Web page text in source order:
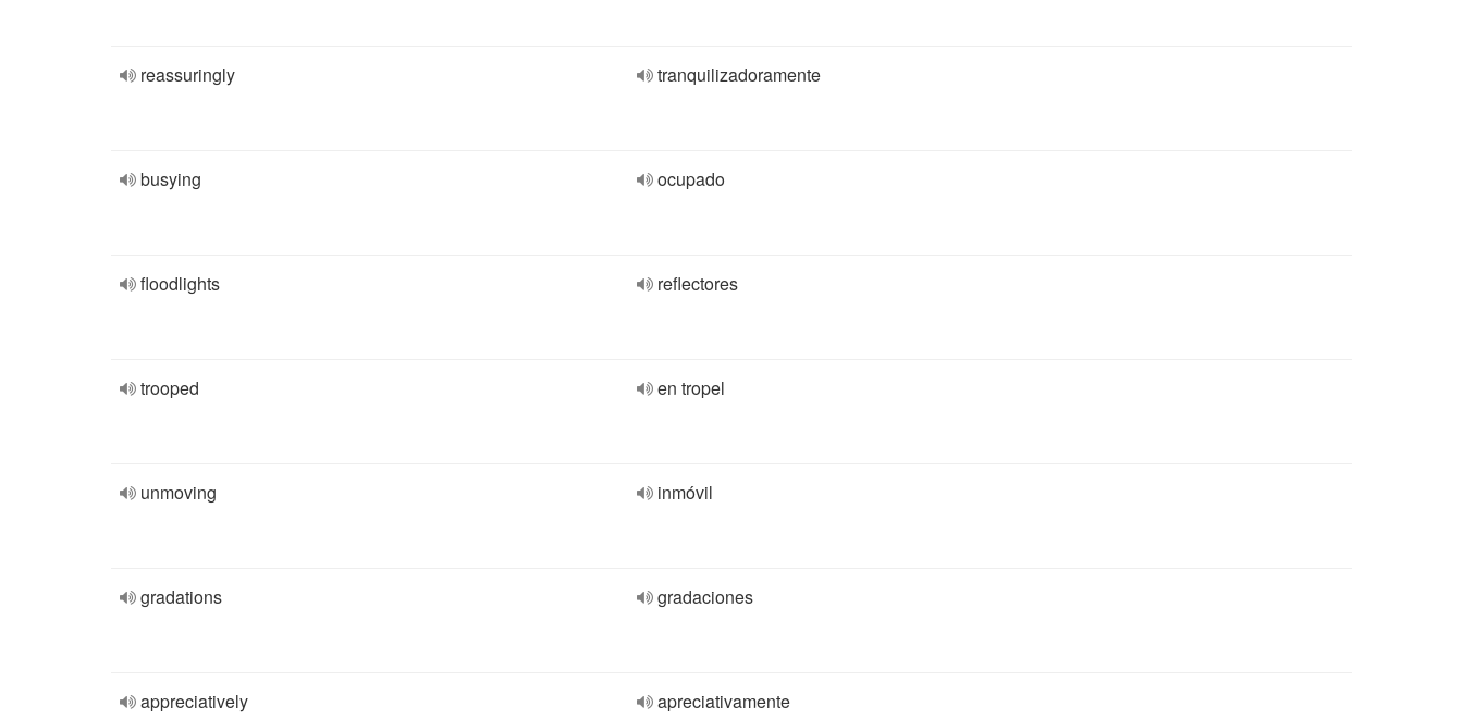
reassuringly tranquilizadoramente
busying ocupado
floodlights reflectores
trooped en tropel
unmoving inmóvil
gradations gradaciones
appreciatively apreciativamente